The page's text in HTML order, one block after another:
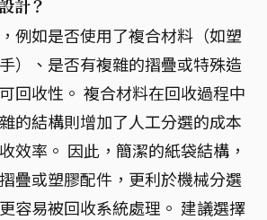
計？
例如是否使用了複合材料（如塑
）、是否有複雜的摺疊或特殊造
回收性。 複合材料在回收過程中
的結構則增加了人工分選的成本
效率。 因此，簡潔的紙袋結構，
疊或塑膠配件，更利於機械分選
容易被回收系統處理。 建議選擇